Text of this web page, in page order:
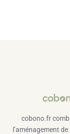
cobono.fr
l’aménagement